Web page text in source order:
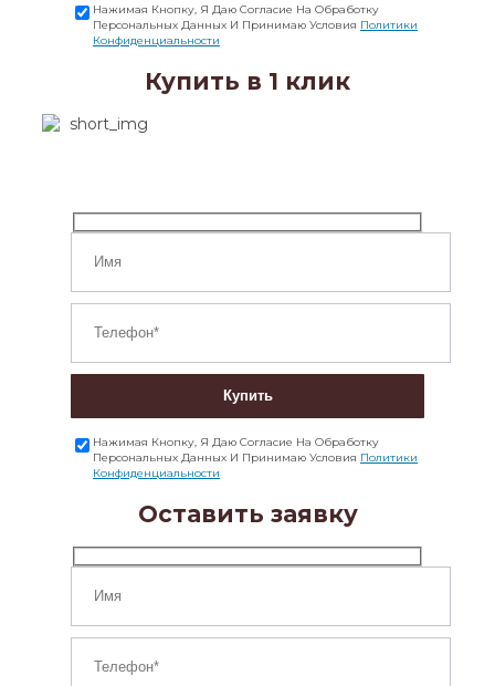
Нажимая Кнопку, Я Даю Согласие На Обработку
Персональных Данных И Принимаю Условия Политики
Конфиденциальности
Купить в 1 клик
Купить
Нажимая Кнопку, Я Даю Согласие На Обработку
Персональных Данных И Принимаю Условия Политики
Конфиденциальности
Оставить заявку